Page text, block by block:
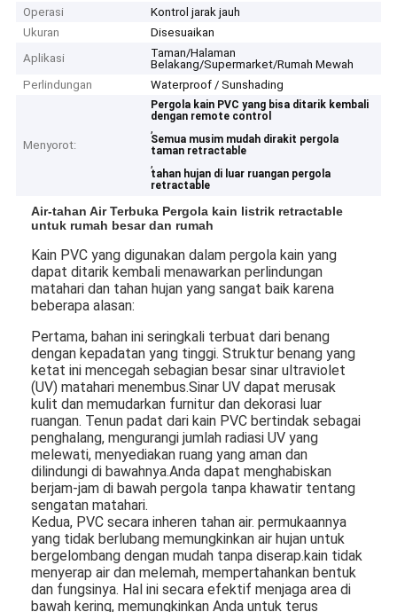
Operasi
Kontrol jarak jauh
Ukuran
Disesuaikan
Aplikasi
Taman/Halaman
Belakang/Supermarket/Rumah Mewah
Perlindungan
Waterproof / Sunshading
Menyorot:
Pergola kain PVC yang bisa ditarik kembali
dengan remote control
,
Semua musim mudah dirakit pergola
taman retractable
,
tahan hujan di luar ruangan pergola
retractable
Air-tahan Air Terbuka Pergola kain listrik retractable
untuk rumah besar dan rumah
Kain PVC yang digunakan dalam pergola kain yang
dapat ditarik kembali menawarkan perlindungan
matahari dan tahan hujan yang sangat baik karena
beberapa alasan:
Pertama, bahan ini seringkali terbuat dari benang
dengan kepadatan yang tinggi. Struktur benang yang
ketat ini mencegah sebagian besar sinar ultraviolet
(UV) matahari menembus.Sinar UV dapat merusak
kulit dan memudarkan furnitur dan dekorasi luar
ruangan. Tenun padat dari kain PVC bertindak sebagai
penghalang, mengurangi jumlah radiasi UV yang
melewati, menyediakan ruang yang aman dan
dilindungi di bawahnya.Anda dapat menghabiskan
berjam-jam di bawah pergola tanpa khawatir tentang
sengatan matahari.
Kedua, PVC secara inheren tahan air. permukaannya
yang tidak berlubang memungkinkan air hujan untuk
bergelombang dengan mudah tanpa diserap.kain tidak
menyerap air dan melemah, mempertahankan bentuk
dan fungsinya. Hal ini secara efektif menjaga area di
bawah kering, memungkinkan Anda untuk terus